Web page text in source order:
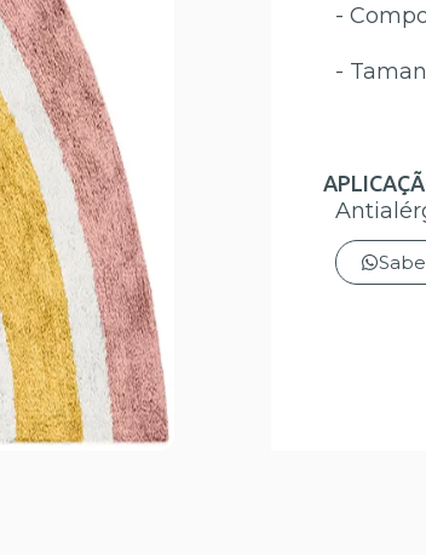
-
-